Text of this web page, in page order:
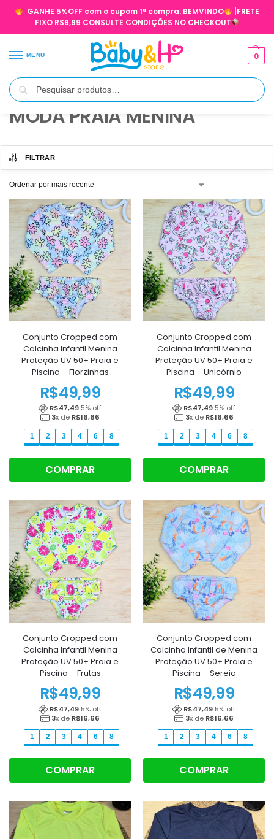
GANHE 5%OFF com o cupom 1ª compra: BEMVINDO
|FRETE
FIXO R$9,99 CONSULTE CONDIÇÕES NO CHECKOUT
MENU
Pesquisar
0
Início / MENINA / MODA PRAIA MENINA
MODA PRAIA MENINA
FILTRAR
Conjunto Cropped com
Calcinha Infantil Menina
Proteção UV 50+ Praia e
Piscina – Florzinhas
R$49,99
R$47,49 5% off
3x de R$16,66
1 2 3 4 6 8
COMPRAR
Conjunto Cropped com
Calcinha Infantil Menina
Proteção UV 50+ Praia e
Piscina – Unicórnio
R$49,99
R$47,49 5% off
3x de R$16,66
1 2 3 4 6 8
COMPRAR
Conjunto Cropped com
Calcinha Infantil Menina
Proteção UV 50+ Praia e
Piscina – Frutas
R$49,99
R$47,49 5% off
3x de R$16,66
1 2 3 4 6 8
COMPRAR
Conjunto Cropped com
Calcinha Infantil de Menina
Proteção UV 50+ Praia e
Piscina – Sereia
R$49,99
R$47,49 5% off
3x de R$16,66
1 2 3 4 6 8
COMPRAR